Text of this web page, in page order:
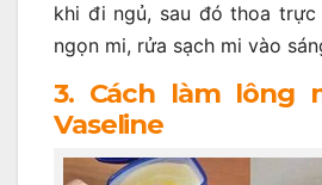
khi đi ngủ, sau đó thoa
ngọn mi, rửa sạch mi vào
3. Cách làm lông
Vaseline